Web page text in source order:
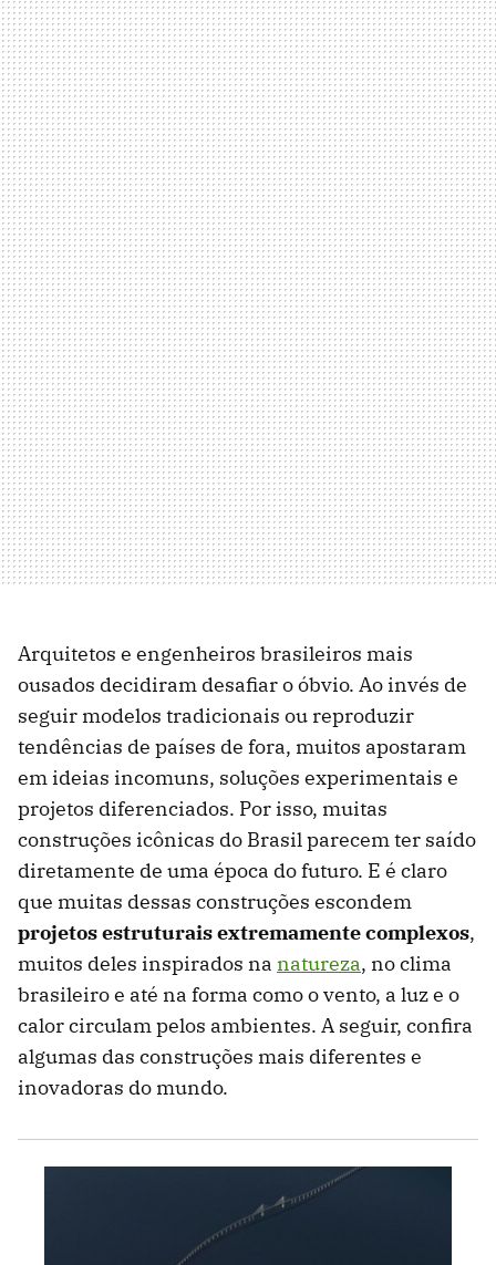
Arquitetos e engenheiros brasileiros mais
ousados decidiram desafiar o óbvio. Ao invés de
seguir modelos tradicionais ou reproduzir
tendências de países de fora, muitos apostaram
em ideias incomuns, soluções experimentais e
projetos diferenciados. Por isso, muitas
construções icônicas do Brasil parecem ter saído
diretamente de uma época do futuro. E é claro
que muitas dessas construções escondem
projetos estruturais extremamente complexos,
muitos deles inspirados na natureza, no clima
brasileiro e até na forma como o vento, a luz e o
calor circulam pelos ambientes. A seguir, confira
algumas das construções mais diferentes e
inovadoras do mundo.